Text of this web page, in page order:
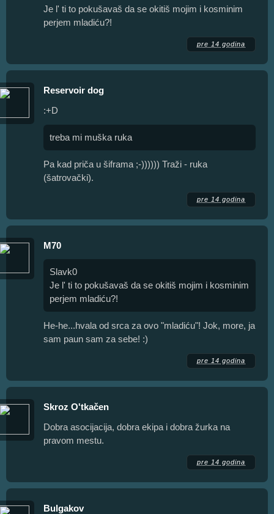
Je l' ti to pokušavaš da se okitiš mojim i kosminim
perjem mladiću?!
pre 14 godina
Reservoir dog
:+D
treba mi muška ruka
Pa kad priča u šiframa ;-)))))) Traži - ruka
(šatrovački).
pre 14 godina
M70
Slavk0
Je l' ti to pokušavaš da se okitiš mojim i kosminim
perjem mladiću?!
He-he...hvala od srca za ovo "mladiću"! Jok, more, ja
sam paun sam za sebe! :)
pre 14 godina
Skroz O'tkačen
Dobra asocijacija, dobra ekipa i dobra žurka na
pravom mestu.
pre 14 godina
Bulgakov